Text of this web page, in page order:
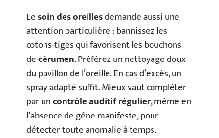
Lesoin des oreillesdemande aussi une
attention particulière : bannissez les
cotons-tiges qui favorisent les bouchons
decérumen. Préférez un nettoyage doux
du pavillon de l’oreille. En cas d’excès, un
spray adapté suffit. Mieux vaut compléter
par uncontrôle auditif régulier, même en
l’absence de gêne manifeste, pour
détecter toute anomalie à temps.